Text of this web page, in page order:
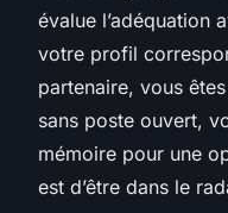
évalue l’adéquation
votre profil
partenaire, vous
sans poste ouvert,
mémoire pour une
est d’être dans le